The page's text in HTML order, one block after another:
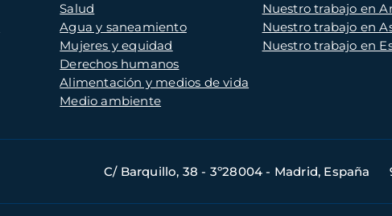
Salud
Agua y saneamiento
Mujeres y equidad
Derechos humanos
Alimentación y medios de vida
Medio ambiente
Nuestro trabajo en
Nuestro trabajo en
Nuestro trabajo en
C/ Barquillo, 38 - 3º28004 - Madrid, España